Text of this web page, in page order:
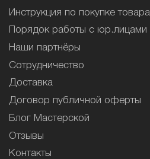
Инструкция по покупке товара
Порядок работы с юр.лицами
Наши партнёры
Сотрудничество
Доставка
Договор публичной оферты
Блог Мастерской
Отзывы
Контакты